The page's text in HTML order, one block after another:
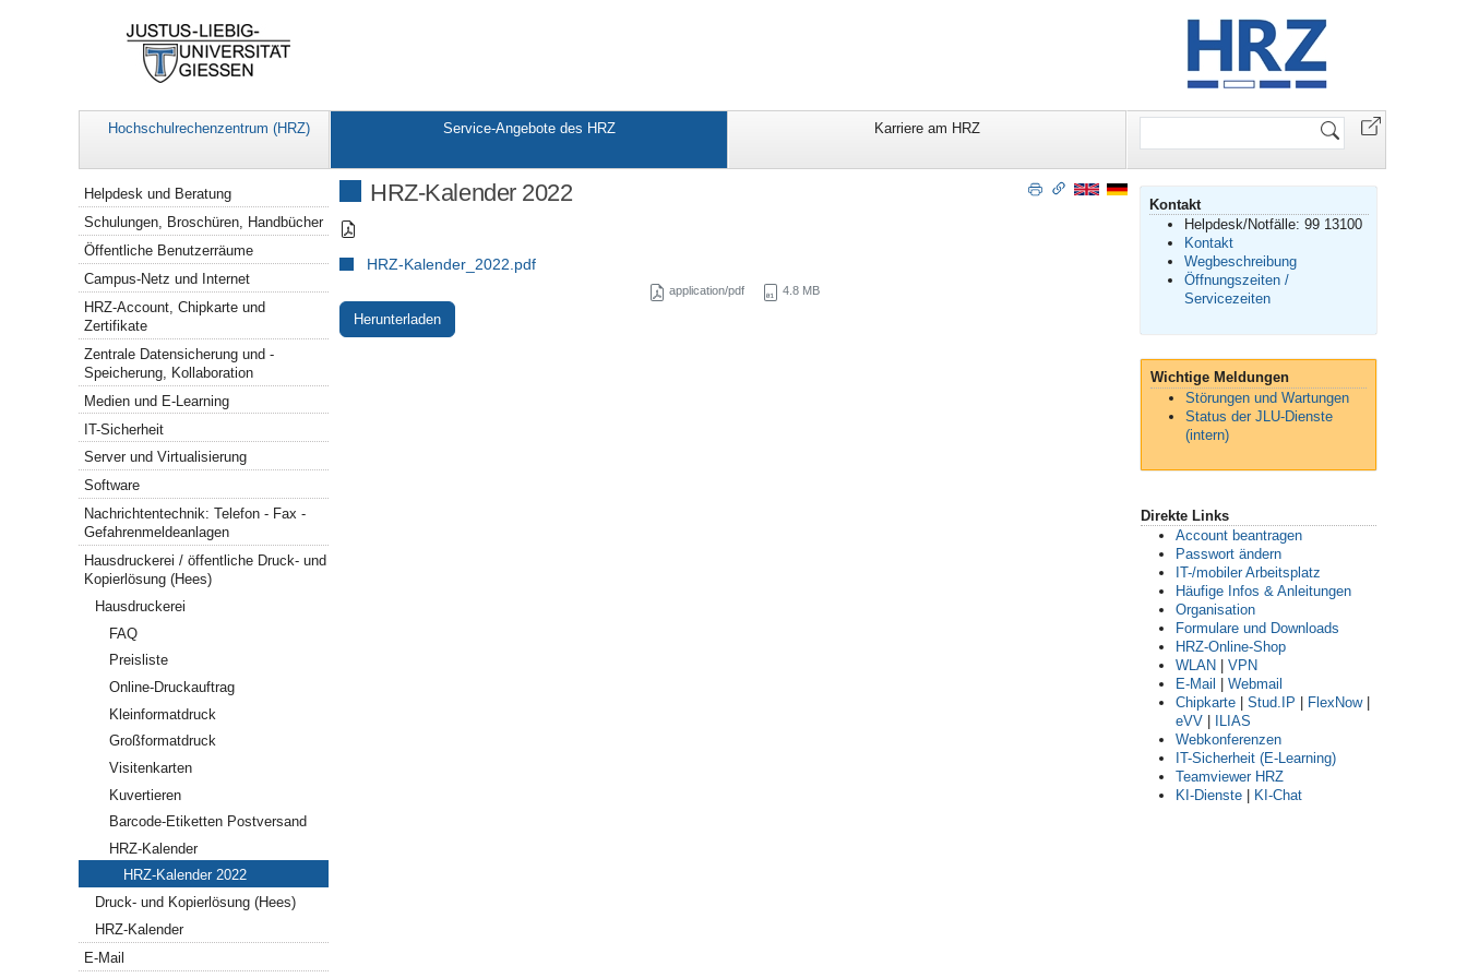
Hochschulrechenzentrum (HRZ) Service-Angebote des HRZ Karriere am HRZ
Website
HRZ-Kalender 2022
HRZ-Kalender_2022.pdf
application/pdf 4.8 MB
Herunterladen
Navigation
Helpdesk und Beratung
Schulungen, Broschüren, Handbücher
Öffentliche Benutzerräume
Campus-Netz und Internet
HRZ-Account, Chipkarte und
Zertifikate
Zentrale Datensicherung und -
Speicherung, Kollaboration
Medien und E-Learning
IT-Sicherheit
Server und Virtualisierung
Software
Nachrichtentechnik: Telefon - Fax -
Gefahrenmeldeanlagen
Hausdruckerei / öffentliche Druck- und
Kopierlösung (Hees)
Hausdruckerei
FAQ
Preisliste
Online-Druckauftrag
Kleinformatdruck
Großformatdruck
Visitenkarten
Kuvertieren
Barcode-Etiketten Postversand
HRZ-Kalender
HRZ-Kalender 2022
Druck- und Kopierlösung (Hees)
HRZ-Kalender
E-Mail
Kontakt
Helpdesk/Notfälle: 99 13100
Kontakt
Wegbeschreibung
Öffnungszeiten /
Servicezeiten
Wichtige Meldungen
Störungen und Wartungen
Status der JLU-Dienste
(intern)
Direkte Links
Account beantragen
Passwort ändern
IT-/mobiler Arbeitsplatz
Häufige Infos & Anleitungen
Organisation
Formulare und Downloads
HRZ-Online-Shop
WLAN
VPN
E-Mail
Webmail
Chipkarte
Stud.IP FlexNow|
eVV
ILIAS
Webkonferenzen
IT-Sicherheit (E-Learning)
Teamviewer HRZ
KI-Dienste
KI-Chat